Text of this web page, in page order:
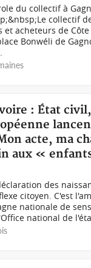
du collectif à
collectif
et acheteurs de
Bonwéli de
: État
acte, ma
aux «
des
citoyen. C'est
nationale de
national de